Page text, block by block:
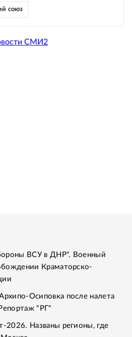
союз
СМИ2
ВСУ в ДНР". Военный
Краматорско-
Осиповка после налета
"РГ"
2026. Названы регионы, где